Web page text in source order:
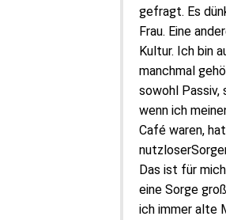
gefragt. Es
Frau. Eine a
Kultur. Ich bin
manchmal
sowohl Passiv,
wenn ich meine
Café waren,
nutzloser
Das ist für mich
eine Sorge
ich immer alte